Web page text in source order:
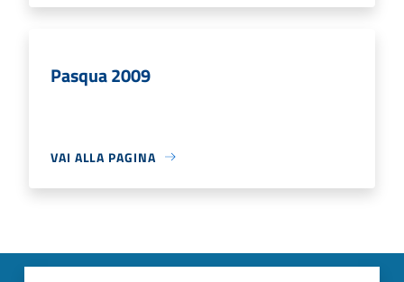
Pasqua 2009
VAI ALLA PAGINA